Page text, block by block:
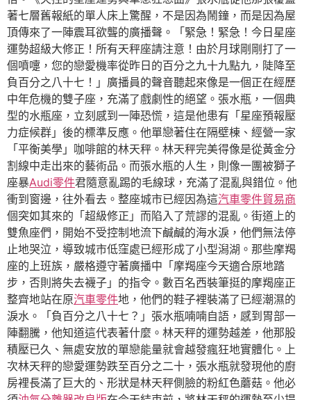
著七層舊報紙的單人床上驚醒，不是因為鬧鐘，而是因為屋
頂傳來了一陣震耳欲聾的廣播聲。「緊急！緊急！今日星座
運勢超級大修正！所有天秤座請注意！由於月球剛剛打了一
個噴嚏，您的戀愛機率從昨日的百分之九十九點九，陡降至
負百分之八十七！」廣播員的聲音聽起來像是一個正在經歷
中年危機的雙子座，充滿了戲劇性的絕望。張水瓶，一個典
型的水瓶座，立刻感到一陣恐慌，這是他患有「星座預報壓
力症候群」後的標準反應。他單戀著住在隔壁棟、經營一家
「平衡美學」咖啡館的林天秤。林天秤完美得像是從黃金分
割線中走出來的藝術品。而張水瓶的人生，則像一團被獅子
座暴Audi零件君隨意亂踢的毛線球，充滿了混亂與錯位。他
衝到窗邊，往外看去。整座城市已經因為這汽車零件貿易商
個突如其來的「超級修正」而陷入了荒謬的混亂。街道上的
雙魚座們，開始不受控制地流下鹹鹹的海水淚，他們無法停
止地哭泣，導致城市低窪處已經形成了小型潟湖。那些摩羯
座的上班族，嚴格遵守著廣播中「摩羯座今天適合原地踏
步，否則將失去襪子」的指令。數百名西裝筆挺的摩羯座正
整齊地站在原汽車零件地，他們的鞋子裡裝滿了已經潮濕的
淚水。「負百分之八十七？」張水瓶喃喃自語，感到胃部一
陣翻騰，他知道這代表著什麼。林天秤的運勢越差，他那股
積壓已久、無處安放的單戀能量就會越發瘋狂地實體化。上
次林天秤的戀愛運勢跌至百分之二十，張水瓶就發現他的廚
房裡長滿了巨大的、形狀是林天秤側臉的粉紅色蘑菇。他必